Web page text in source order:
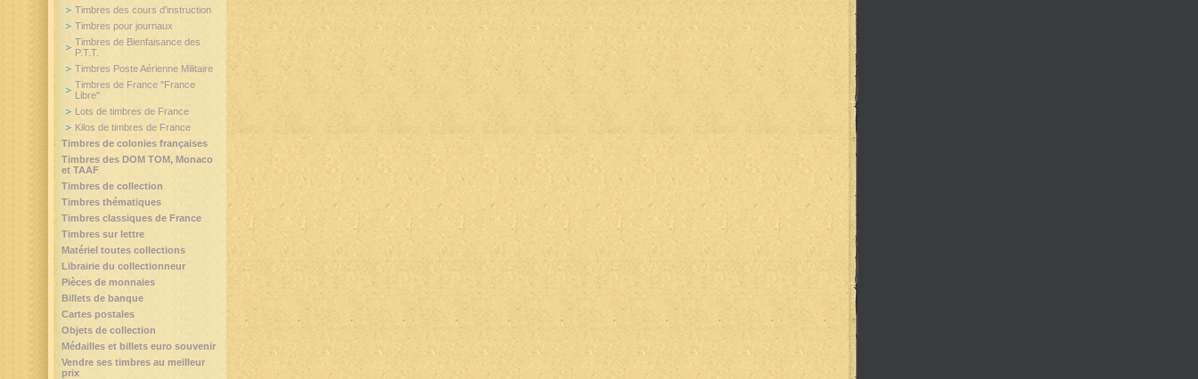
Timbres des cours d'instruction
Timbres pour journaux
Timbres de Bienfaisance des
P.T.T.
Timbres Poste Aérienne Militaire
Timbres de France "France
Libre"
Lots de timbres de France
Kilos de timbres de France
Timbres de colonies françaises
Timbres des DOM TOM, Monaco
et TAAF
Timbres de collection
Timbres thématiques
Timbres classiques de France
Timbres sur lettre
Matériel toutes collections
Librairie du collectionneur
Pièces de monnaies
Billets de banque
Cartes postales
Objets de collection
Médailles et billets euro souvenir
Vendre ses timbres au meilleur
prix